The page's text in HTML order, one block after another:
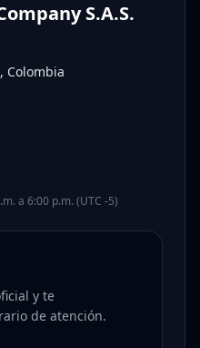
S.A.S.
Colombia
a 6:00 p.m. (UTC -5)
y te
de atención.